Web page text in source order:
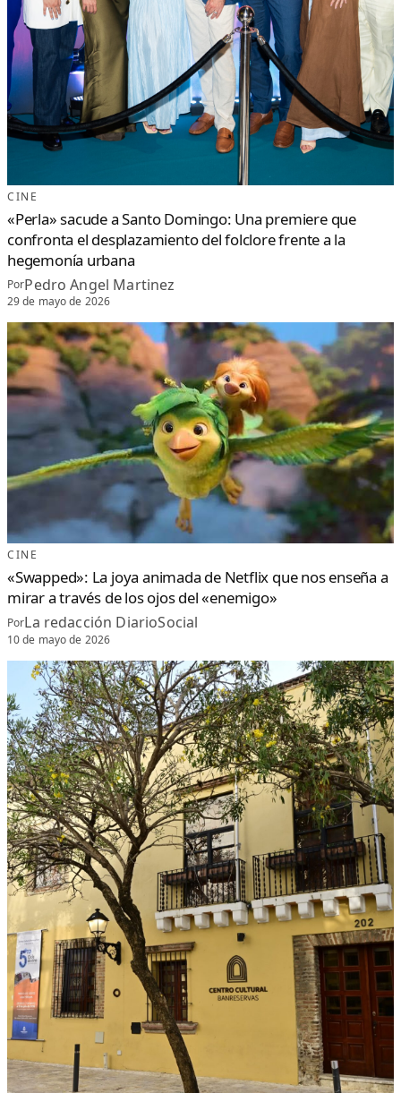
CINE
«Perla» sacude a Santo Domingo: Una premiere que
confronta el desplazamiento del folclore frente a la
hegemonía urbana
PorPedro Angel Martinez
29 de mayo de 2026
CINE
«Swapped»: La joya animada de Netflix que nos enseña a
mirar a través de los ojos del «enemigo»
PorLa redacción DiarioSocial
10 de mayo de 2026